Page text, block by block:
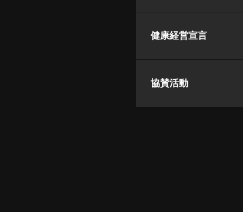
健康経営宣言
協賛活動